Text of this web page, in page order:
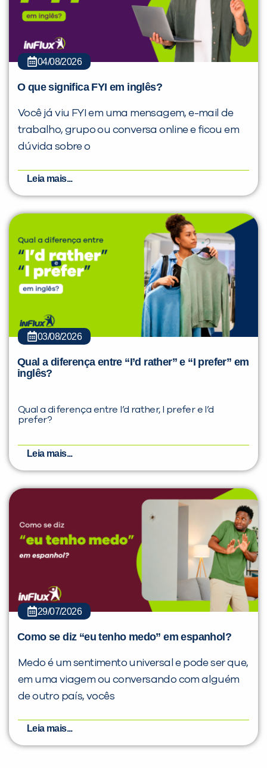
04/08/2026
O que significa FYI em inglês?
Você já viu FYI em uma mensagem, e-mail de
trabalho, grupo ou conversa online e ficou em
dúvida sobre o
Leia mais...
03/08/2026
Qual a diferença entre “I’d rather” e “I prefer” em
inglês?
Qual a diferença entre I’d rather, I prefer e I’d
prefer?
Leia mais...
29/07/2026
Como se diz “eu tenho medo” em espanhol?
Medo é um sentimento universal e pode ser que,
em uma viagem ou conversando com alguém
de outro país, vocês
Leia mais...